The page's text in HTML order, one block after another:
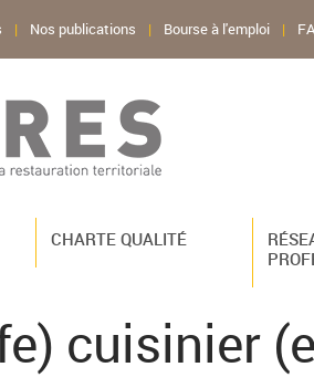
| Nos publications | Bourse à l'emploi |
CHARTE QUALITÉ
cuisinier